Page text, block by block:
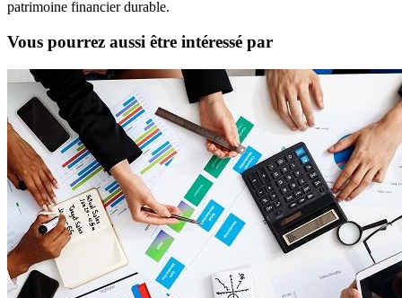
patrimoine financier durable.
Vous pourrez aussi être intéressé par